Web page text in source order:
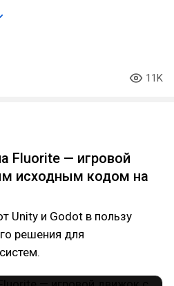
11K
Fluorite — игровой
исходным кодом на
Unity и Godot в пользу
решения для